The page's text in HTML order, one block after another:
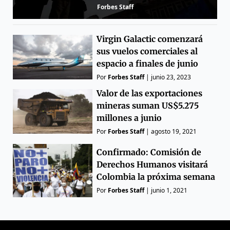
Forbes Staff
Virgin Galactic comenzará
sus vuelos comerciales al
espacio a finales de junio
Por Forbes Staff| junio 23, 2023
Valor de las exportaciones
mineras suman US$5.275
millones a junio
Por Forbes Staff|agosto 19, 2021
Confirmado: Comisión de
Derechos Humanos visitará
Colombia la próxima semana
Por Forbes Staff| junio 1, 2021